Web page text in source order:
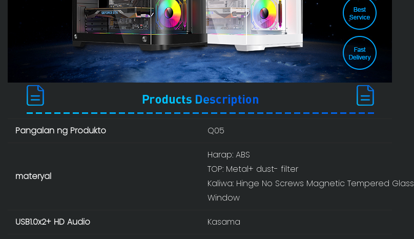
Pangalan ng Produkto Q05
materyal
Harap: ABS
TOP: Metal+ dust- filter
Kaliwa: Hinge No Screws Magnetic Tempered Glass
Window
USB1.0x2+ HD Audio Kasama